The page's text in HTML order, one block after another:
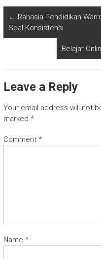
← Rahasia Pendidikan
Soal Konsistensi
Belajar
Leave a Reply
Your email address will not
marked *
Comment *
Name *